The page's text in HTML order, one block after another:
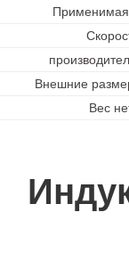
Внешние
Вес